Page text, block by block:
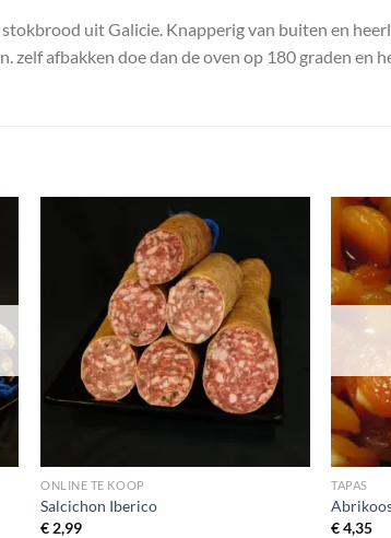
uit Galicie. Knapperig van buiten en
zelf afbakken doe dan de oven op 180 graden en
ONLINE TE KOOP
Salcichon Iberico
€ 2,99
TAPAS
€4,35